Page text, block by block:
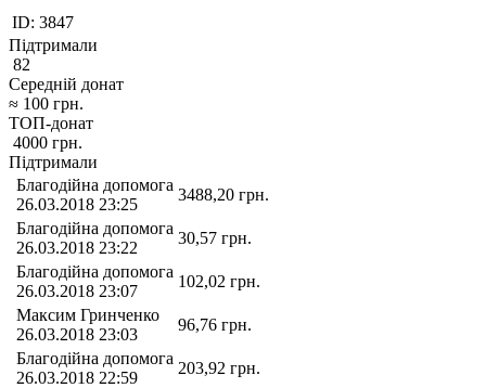
ID: 3847
Підтримали
82
Середній донат
≈ 100 грн.
ТОП-донат
4000 грн.
Підтримали
Благодійна допомога
26.03.2018 23:25
3488,20 грн.
Благодійна допомога
26.03.2018 23:22
30,57 грн.
Благодійна допомога
26.03.2018 23:07
102,02 грн.
Максим Гринченко
26.03.2018 23:03
96,76 грн.
Благодійна допомога
26.03.2018 22:59
203,92 грн.